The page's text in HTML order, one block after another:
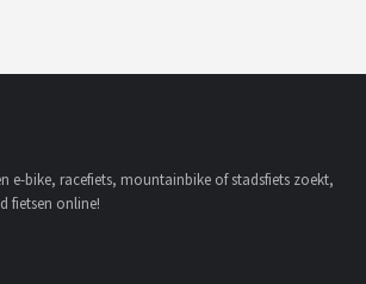
e-bike, racefiets, mountainbike of stadsfiets zoekt,
fietsen online!